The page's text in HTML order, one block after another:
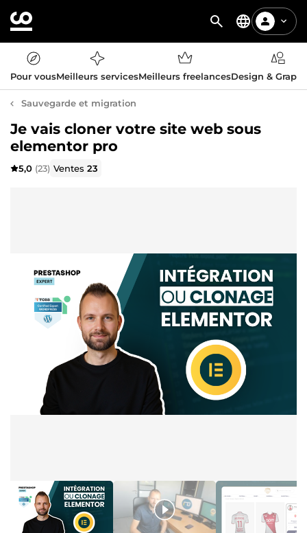
Pour vousMeilleurs servicesMeilleurs freelancesDesign &
Sauvegarde et migration
Je vais cloner votre site web sous
elementor pro
5,0 (23) Ventes23